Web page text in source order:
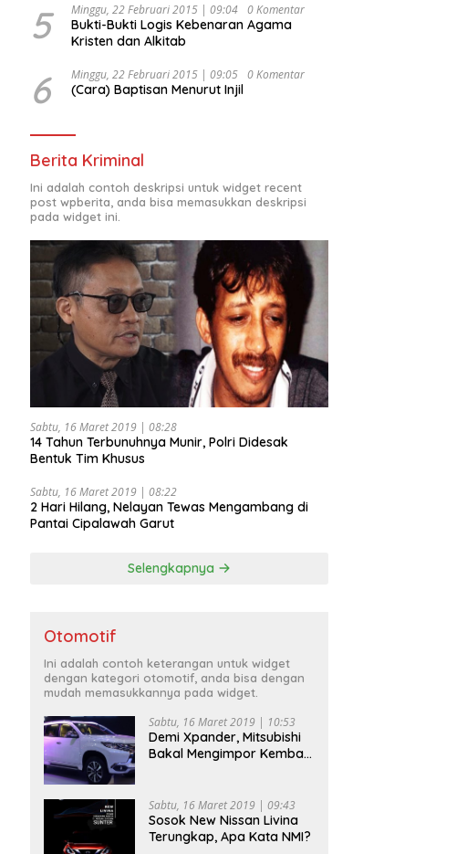
5 Minggu, 22 Februari 2015 | 09:04 0 Komentar
Bukti-Bukti Logis Kebenaran Agama
Kristen dan Alkitab
6 Minggu, 22 Februari 2015 | 09:05 0 Komentar
(Cara) Baptisan Menurut Injil
Berita Kriminal
Ini adalah contoh deskripsi untuk widget recent
post wpberita, anda bisa memasukkan deskripsi
pada widget ini.
Sabtu, 16 Maret 2019 | 08:28
14 Tahun Terbunuhnya Munir, Polri Didesak
Bentuk Tim Khusus
Sabtu, 16 Maret 2019 | 08:22
2 Hari Hilang, Nelayan Tewas Mengambang di
Pantai Cipalawah Garut
Selengkapnya
Otomotif
Ini adalah contoh keterangan untuk widget
dengan kategori otomotif, anda bisa dengan
mudah memasukkannya pada widget.
Sabtu, 16 Maret 2019 | 10:53
Demi Xpander, Mitsubishi
Bakal Mengimpor Kembali
Sabtu, 16 Maret 2019 | 09:43
Sosok New Nissan Livina
Terungkap, Apa Kata NMI?